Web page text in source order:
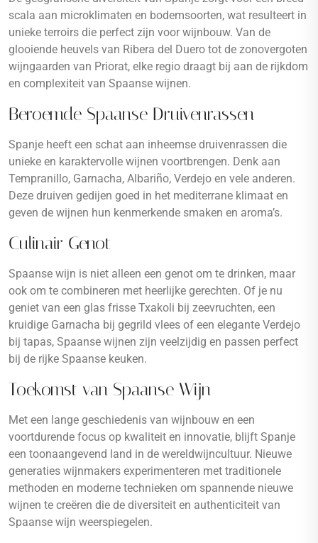
scala aan microklimaten en bodemsoorten, wat resulteert in
unieke terroirs die perfect zijn voor wijnbouw. Van de
glooiende heuvels van Ribera del Duero tot de zonovergoten
wijngaarden van Priorat, elke regio draagt bij aan de rijkdom
en complexiteit van Spaanse wijnen.
Beroemde Spaanse Druivenrassen
Spanje heeft een schat aan inheemse druivenrassen die
unieke en karaktervolle wijnen voortbrengen. Denk aan
Tempranillo, Garnacha, Albariño, Verdejo en vele anderen.
Deze druiven gedijen goed in het mediterrane klimaat en
geven de wijnen hun kenmerkende smaken en aroma’s.
Culinair Genot
Spaanse wijn is niet alleen een genot om te drinken, maar
ook om te combineren met heerlijke gerechten. Of je nu
geniet van een glas frisse Txakoli bij zeevruchten, een
kruidige Garnacha bij gegrild vlees of een elegante Verdejo
bij tapas, Spaanse wijnen zijn veelzijdig en passen perfect
bij de rijke Spaanse keuken.
Toekomst van Spaanse Wijn
Met een lange geschiedenis van wijnbouw en een
voortdurende focus op kwaliteit en innovatie, blijft Spanje
een toonaangevend land in de wereldwijncultuur. Nieuwe
generaties wijnmakers experimenteren met traditionele
methoden en moderne technieken om spannende nieuwe
wijnen te creëren die de diversiteit en authenticiteit van
Spaanse wijn weerspiegelen.